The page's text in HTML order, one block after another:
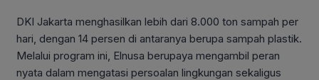
DKI Jakarta menghasilkan lebih dari 8.000 ton sampah per
hari, dengan 14 persen di antaranya berupa sampah plastik.
Melalui program ini, Elnusa berupaya mengambil peran
nyata dalam mengatasi persoalan lingkungan sekaligus